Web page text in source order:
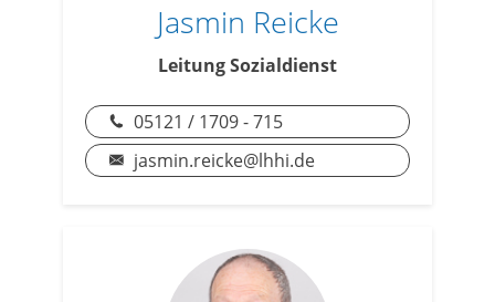
Jasmin Reicke
Leitung Sozialdienst
05121 / 1709 - 715
jasmin.reicke@lhhi.de